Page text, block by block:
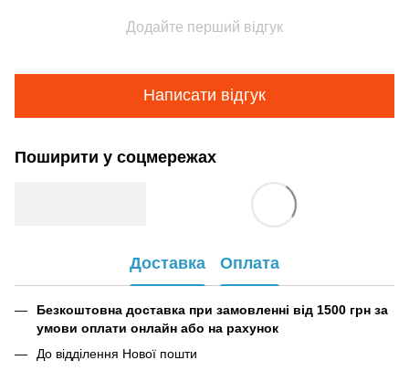
Додайте перший відгук
Написати відгук
Поширити у соцмережах
Доставка Оплата
Безкоштовна доставка при замовленні від 1500 грн за
умови оплати онлайн або на рахунок
До відділення Нової пошти